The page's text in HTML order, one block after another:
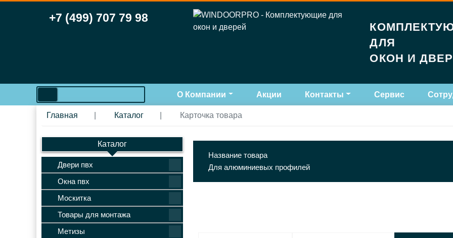
+7 (499) 707 79 98
ДЛЯ
ОКОН И
О Компании Акции Контакты Сервис
Главная Каталог Карточка товара
Каталог
Двери пвх
Окна пвх
Москитка
Товары для монтажа
Метизы
Название товара
Для алюминиевых профилей